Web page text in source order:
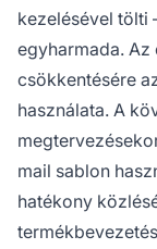
kezelésével tölti
egyharmada. Az
csökkentésére
használata. A
mail sablon
hatékony